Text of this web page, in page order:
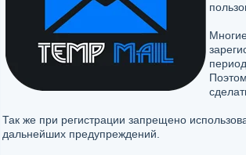
Так же при регистрации запрещено
дальнейших предупреждений.